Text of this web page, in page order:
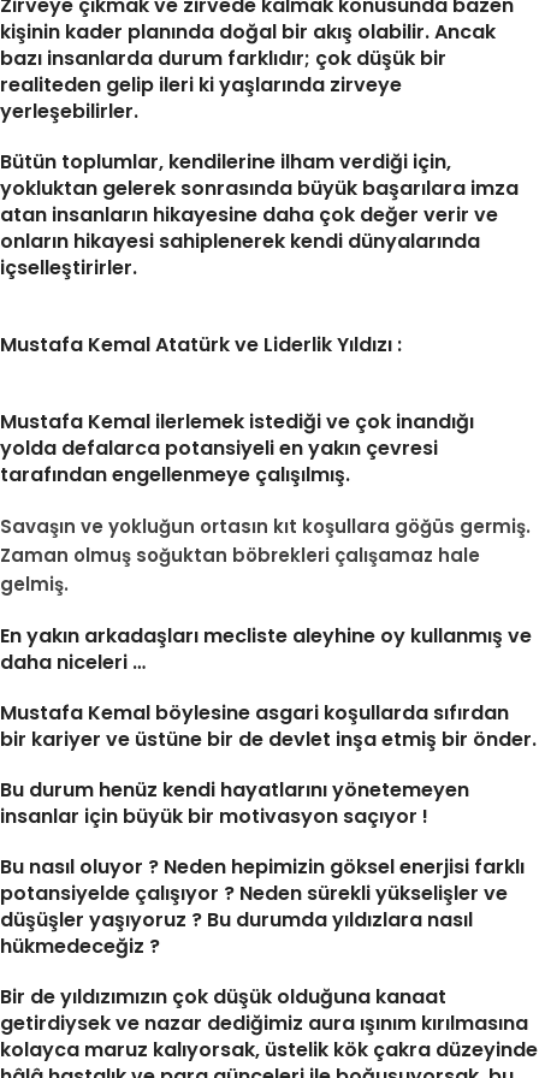
kişinin kader planında doğal bir akış olabilir. Ancak
bazı insanlarda durum farklıdır; çok düşük bir
realiteden gelip ileri ki yaşlarında zirveye
yerleşebilirler.
Bütün toplumlar, kendilerine ilham verdiği için,
yokluktan gelerek sonrasında büyük başarılara imza
atan insanların hikayesine daha çok değer verir ve
onların hikayesi sahiplenerek kendi dünyalarında
içselleştirirler.
Mustafa Kemal Atatürk ve Liderlik Yıldızı :
Mustafa Kemal ilerlemek istediği ve çok inandığı
yolda defalarca potansiyeli en yakın çevresi
tarafından engellenmeye çalışılmış.
Savaşın ve yokluğun ortasın kıt koşullara göğüs germiş.
Zaman olmuş soğuktan böbrekleri çalışamaz hale
gelmiş.
En yakın arkadaşları mecliste aleyhine oy kullanmış ve
daha niceleri …
Mustafa Kemal böylesine asgari koşullarda sıfırdan
bir kariyer ve üstüne bir de devlet inşa etmiş bir önder.
Bu durum henüz kendi hayatlarını yönetemeyen
insanlar için büyük bir motivasyon saçıyor !
Bu nasıl oluyor ? Neden hepimizin göksel enerjisi farklı
potansiyelde çalışıyor ? Neden sürekli yükselişler ve
düşüşler yaşıyoruz ? Bu durumda yıldızlara nasıl
hükmedeceğiz ?
Bir de yıldızımızın çok düşük olduğuna kanaat
getirdiysek ve nazar dediğimiz aura ışınım kırılmasına
kolayca maruz kalıyorsak, üstelik kök çakra düzeyinde